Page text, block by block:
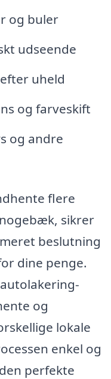
og buler
udseende
uheld
og farveskift
og andre
flere
sikrer
beslutning
dine penge.
og
lokale
enkel og
perfekte